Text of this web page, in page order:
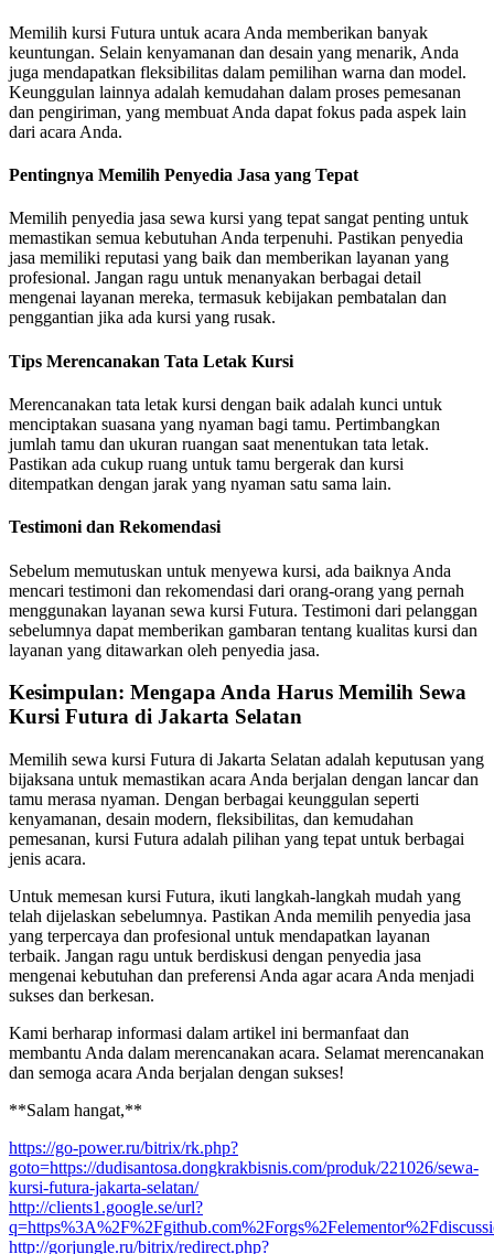
Memilih kursi Futura untuk acara Anda memberikan banyak
keuntungan. Selain kenyamanan dan desain yang menarik, Anda
juga mendapatkan fleksibilitas dalam pemilihan warna dan model.
Keunggulan lainnya adalah kemudahan dalam proses pemesanan
dan pengiriman, yang membuat Anda dapat fokus pada aspek lain
dari acara Anda.
Pentingnya Memilih Penyedia Jasa yang Tepat
Memilih penyedia jasa sewa kursi yang tepat sangat penting untuk
memastikan semua kebutuhan Anda terpenuhi. Pastikan penyedia
jasa memiliki reputasi yang baik dan memberikan layanan yang
profesional. Jangan ragu untuk menanyakan berbagai detail
mengenai layanan mereka, termasuk kebijakan pembatalan dan
penggantian jika ada kursi yang rusak.
Tips Merencanakan Tata Letak Kursi
Merencanakan tata letak kursi dengan baik adalah kunci untuk
menciptakan suasana yang nyaman bagi tamu. Pertimbangkan
jumlah tamu dan ukuran ruangan saat menentukan tata letak.
Pastikan ada cukup ruang untuk tamu bergerak dan kursi
ditempatkan dengan jarak yang nyaman satu sama lain.
Testimoni dan Rekomendasi
Sebelum memutuskan untuk menyewa kursi, ada baiknya Anda
mencari testimoni dan rekomendasi dari orang-orang yang pernah
menggunakan layanan sewa kursi Futura. Testimoni dari pelanggan
sebelumnya dapat memberikan gambaran tentang kualitas kursi dan
layanan yang ditawarkan oleh penyedia jasa.
Kesimpulan: Mengapa Anda Harus Memilih Sewa
Kursi Futura di Jakarta Selatan
Memilih sewa kursi Futura di Jakarta Selatan adalah keputusan yang
bijaksana untuk memastikan acara Anda berjalan dengan lancar dan
tamu merasa nyaman. Dengan berbagai keunggulan seperti
kenyamanan, desain modern, fleksibilitas, dan kemudahan
pemesanan, kursi Futura adalah pilihan yang tepat untuk berbagai
jenis acara.
Untuk memesan kursi Futura, ikuti langkah-langkah mudah yang
telah dijelaskan sebelumnya. Pastikan Anda memilih penyedia jasa
yang terpercaya dan profesional untuk mendapatkan layanan
terbaik. Jangan ragu untuk berdiskusi dengan penyedia jasa
mengenai kebutuhan dan preferensi Anda agar acara Anda menjadi
sukses dan berkesan.
Kami berharap informasi dalam artikel ini bermanfaat dan
membantu Anda dalam merencanakan acara. Selamat merencanakan
dan semoga acara Anda berjalan dengan sukses!
**Salam hangat,**
https://go-power.ru/bitrix/rk.php?
goto=https://dudisantosa.dongkrakbisnis.com/produk/221026/sewa-
kursi-futura-jakarta-selatan/
http://clients1.google.se/url?
http://gorjungle.ru/bitrix/redirect.php?